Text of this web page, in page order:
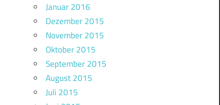
Januar 2016
Dezember 2015
November 2015
Oktober 2015
September 2015
August 2015
Juli 2015